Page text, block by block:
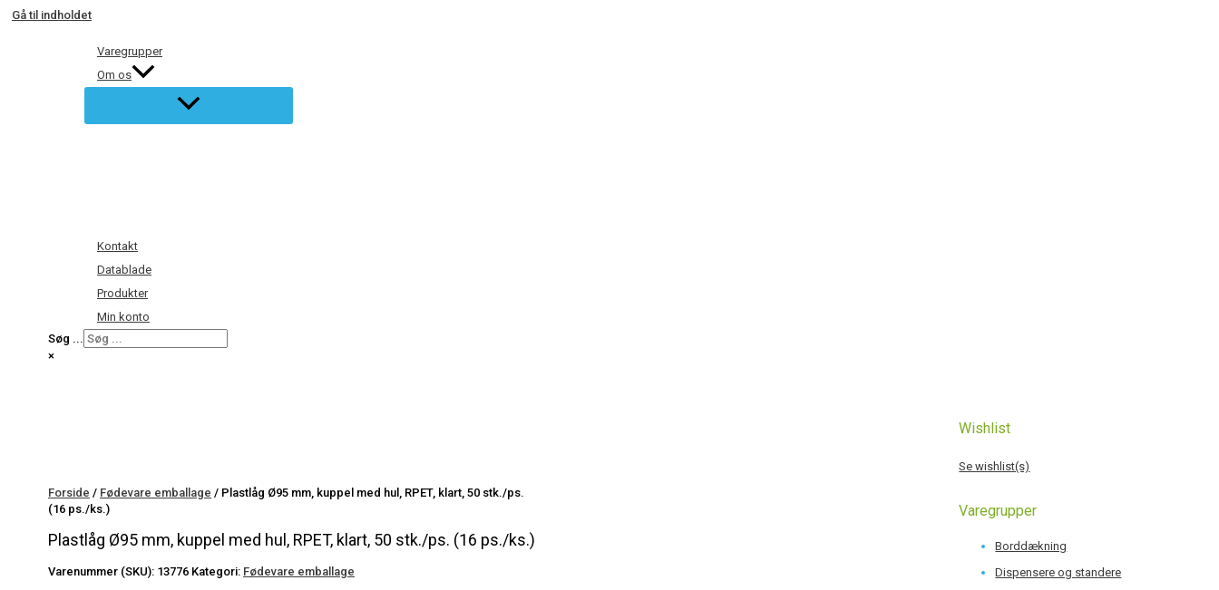
Gå til indholdet
Varegrupper
Om os
Kontakt
Datablade
Produkter
Min konto
Søg ...
×
Forside / Fødevare emballage / Plastlåg Ø95 mm, kuppel med hul, RPET, klart, 50 stk./ps.
(16 ps./ks.)
Plastlåg Ø95 mm, kuppel med hul, RPET, klart, 50 stk./ps. (16 ps./ks.)
Varenummer (SKU): 13776 Kategori: Fødevare emballage
Wishlist
Se wishlist(s)
Varegrupper
Borddækning
Dispensere og standere